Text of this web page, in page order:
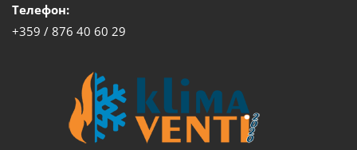
Телефон:
+359 / 876 40 60 29